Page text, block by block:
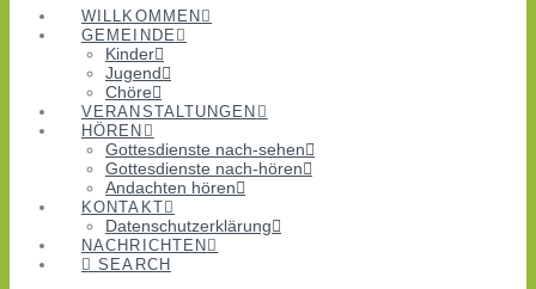
WILLKOMMEN
GEMEINDE
Kinder
Jugend
Chöre
VERANSTALTUNGEN
HÖREN
Gottesdienste nach-sehen
Gottesdienste nach-hören
Andachten hören
KONTAKT
Datenschutzerklärung
NACHRICHTEN
SEARCH